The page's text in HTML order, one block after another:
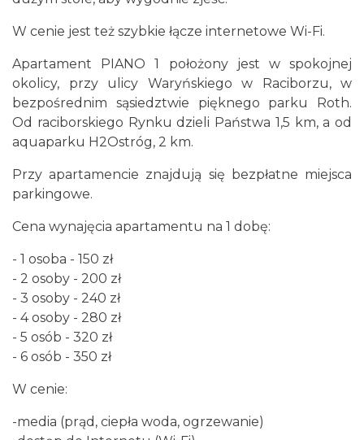
W cenie jest też szybkie łącze internetowe Wi-Fi.
Apartament PIANO 1 położony jest w spokojnej
okolicy, przy ulicy Waryńskiego w Raciborzu, w
bezpośrednim sąsiedztwie pięknego parku Roth.
Od raciborskiego Rynku dzieli Państwa 1,5 km, a od
aquaparku H2Ostróg, 2 km.
Przy apartamencie znajdują się bezpłatne miejsca
parkingowe.
Cena wynajęcia apartamentu na 1 dobę:
- 1 osoba - 150 zł
- 2 osoby - 200 zł
- 3 osoby - 240 zł
- 4 osoby - 280 zł
- 5 osób - 320 zł
- 6 osób - 350 zł
W cenie:
-media (prąd, ciepła woda, ogrzewanie)